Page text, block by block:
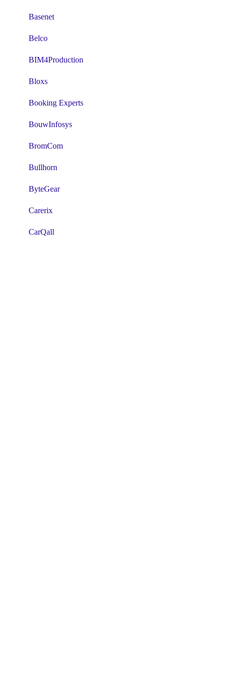
Basenet
Belco
BIM4Production
Bloxs
Booking Experts
BouwInfosys
BromCom
Bullhorn
ByteGear
Carerix
CarQall